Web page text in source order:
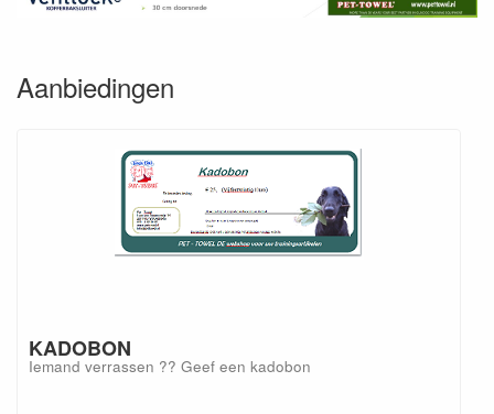
Aanbiedingen
KADOBON
Iemand verrassen ?? Geef een kadobon